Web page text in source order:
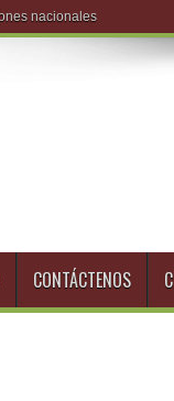
CONTÁCTENOS